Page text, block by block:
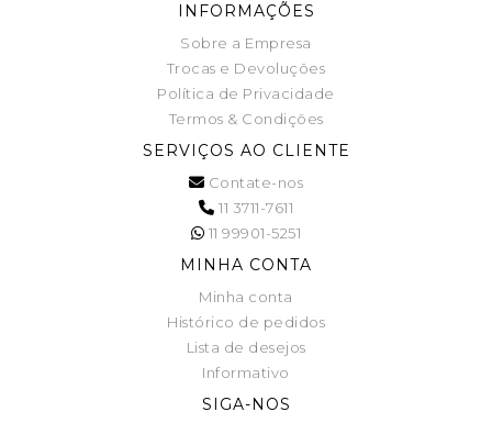
INFORMAÇÕES
Sobre a Empresa
Trocas e Devoluções
Política de Privacidade
Termos & Condições
SERVIÇOS AO CLIENTE
Contate-nos
11 3711-7611
11 99901-5251
MINHA CONTA
Minha conta
Histórico de pedidos
Lista de desejos
Informativo
SIGA-NOS